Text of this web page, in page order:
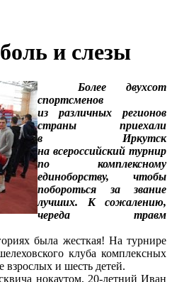
и слезы
Более двухсот
спортсменов
из различных регионов
страны приехали
в Иркутск
на всероссийский турнир
по комплексному
единоборству, чтобы
побороться за звание
лучших. К сожалению,
череда травм
была жесткая! На турнире
клуба комплексных
взрослых и шесть детей.
нокаутом, 20-летний Иван